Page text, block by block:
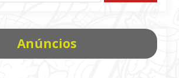
Anúncios